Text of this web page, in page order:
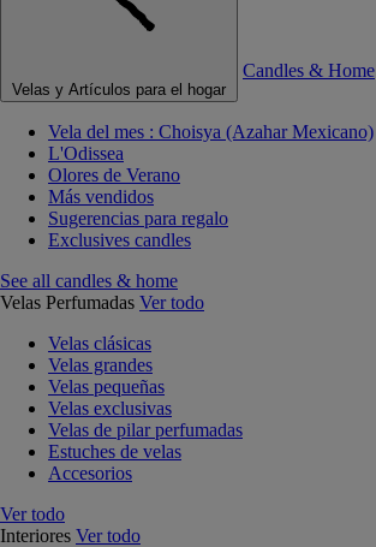
Velas y Artículos para el hogar
Candles & Home
Vela del mes : Choisya (Azahar Mexicano)
L'Odissea
Olores de Verano
Más vendidos
Sugerencias para regalo
Exclusives candles
See all candles & home
Velas Perfumadas Ver todo
Velas clásicas
Velas grandes
Velas pequeñas
Velas exclusivas
Velas de pilar perfumadas
Estuches de velas
Accesorios
Ver todo
Interiores Ver todo